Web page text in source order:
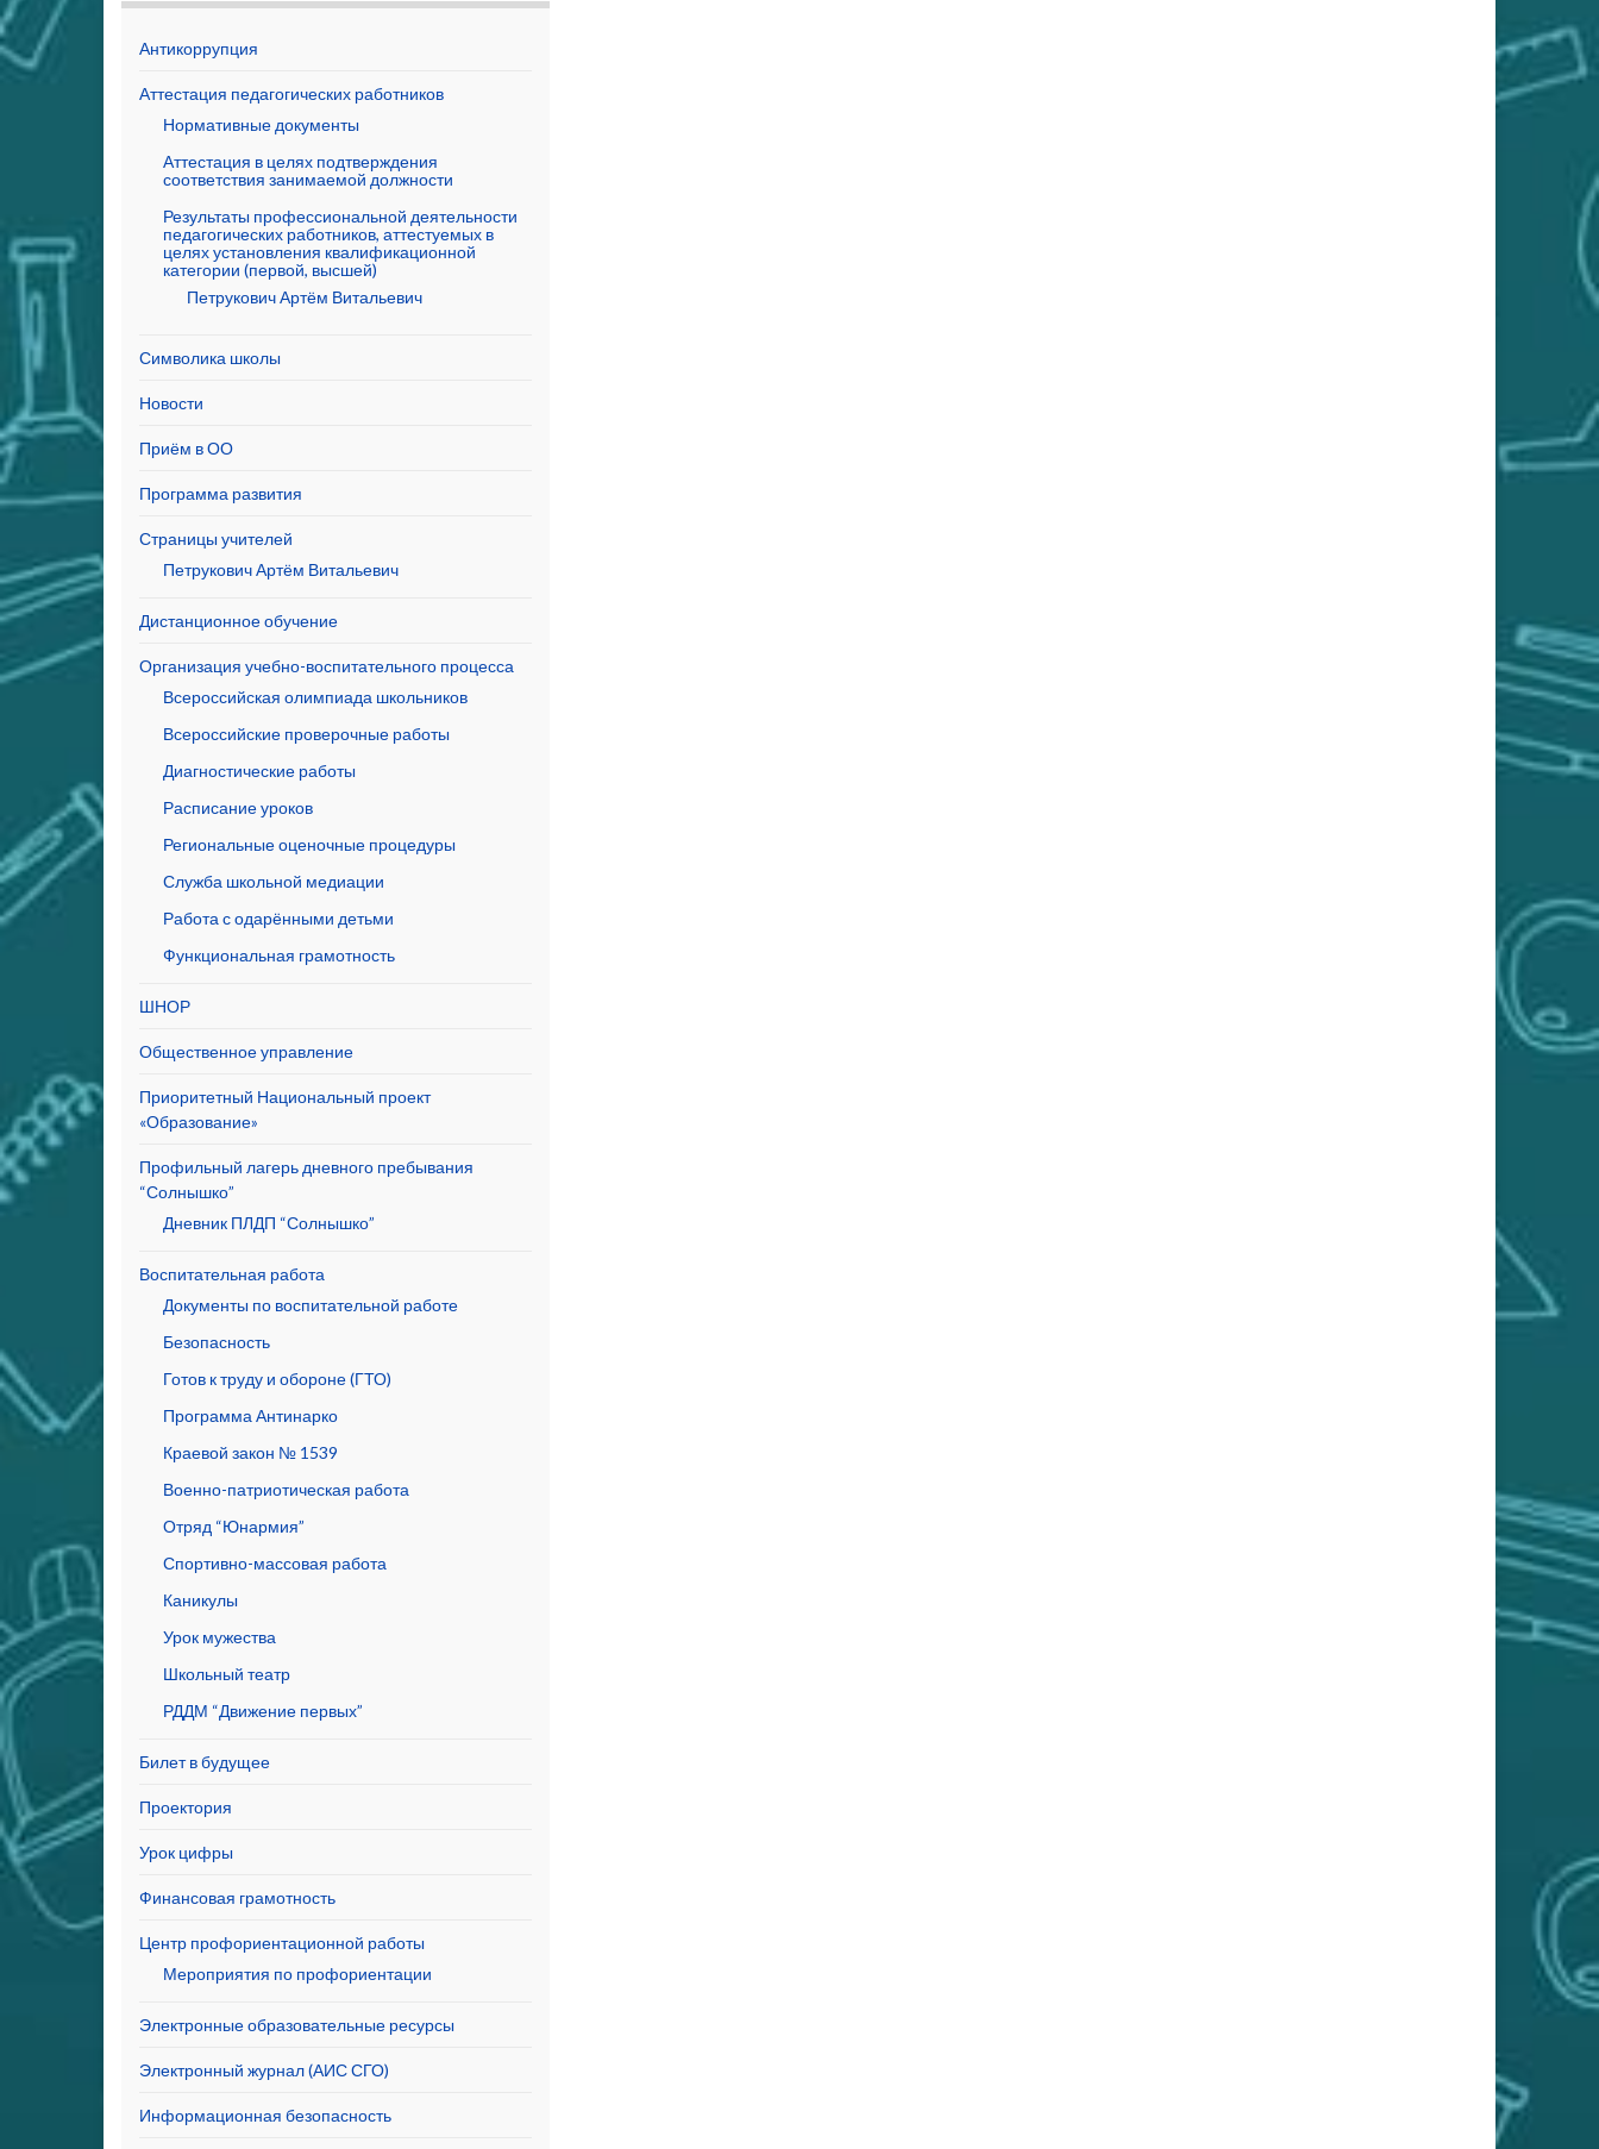
Антикоррупция
Аттестация педагогических работников
Нормативные документы
Аттестация в целях подтверждения
соответствия занимаемой должности
Результаты профессиональной деятельности
педагогических работников, аттестуемых в
целях установления квалификационной
категории (первой, высшей)
Петрукович Артём Витальевич
Символика школы
Новости
Приём в ОО
Программа развития
Страницы учителей
Петрукович Артём Витальевич
Дистанционное обучение
Организация учебно-воспитательного процесса
Всероссийская олимпиада школьников
Всероссийские проверочные работы
Диагностические работы
Расписание уроков
Региональные оценочные процедуры
Служба школьной медиации
Работа с одарёнными детьми
Функциональная грамотность
ШНОР
Общественное управление
Приоритетный Национальный проект
«Образование»
Профильный лагерь дневного пребывания
“Солнышко”
Дневник ПЛДП “Солнышко”
Воспитательная работа
Документы по воспитательной работе
Безопасность
Готов к труду и обороне (ГТО)
Программа Антинарко
Краевой закон № 1539
Военно-патриотическая работа
Отряд “Юнармия”
Спортивно-массовая работа
Каникулы
Урок мужества
Школьный театр
РДДМ “Движение первых”
Билет в будущее
Проектория
Урок цифры
Финансовая грамотность
Центр профориентационной работы
Мероприятия по профориентации
Электронные образовательные ресурсы
Электронный журнал (АИС СГО)
Информационная безопасность